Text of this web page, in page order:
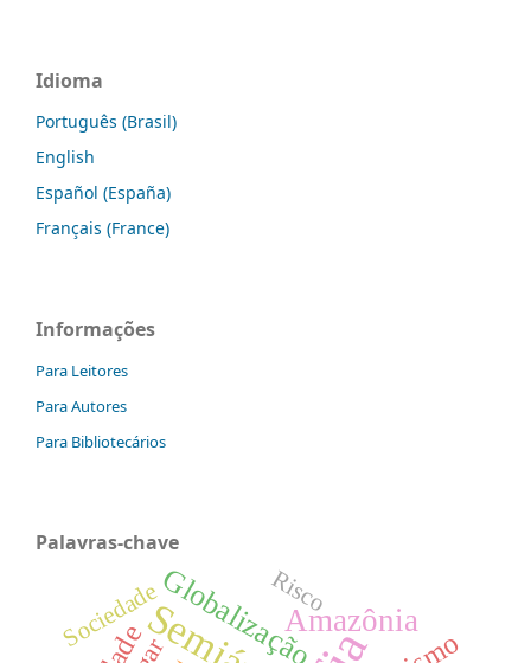
Idioma
Português (Brasil)
English
Español (España)
Français (France)
Informações
Para Leitores
Para Autores
Para Bibliotecários
Palavras-chave
Amazônia
Globalização
Risco
Sociedade